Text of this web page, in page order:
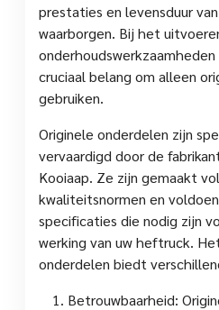
prestaties en levensduur
waarborgen. Bij het
cruciaal belang om alleen
gebruiken.
Originele onderdelen zijn
vervaardigd door de
Kooiaap. Ze zijn gemaakt
kwaliteitsnormen en
specificaties die nodig zijn
werking van uw heftruck.
onderdelen biedt
Betrouwbaarheid: